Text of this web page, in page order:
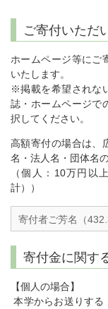
ご寄付いただ
ホームページ等にご
いたします。
※掲載を希望されな
誌・ホームページで
択してください。
高額寄付の場合は、
名・法人名・団体名
（個人：10万円以
計））
寄付者ご芳名（
寄付金に関す
【個人の場合】
本学からお送りする